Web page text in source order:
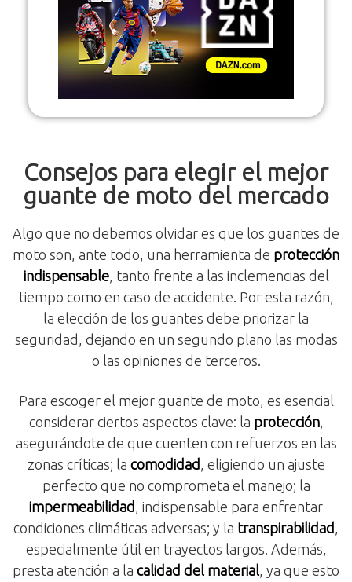
Consejos para elegir el mejor
guante de moto del mercado
Algo que no debemos olvidar es que los guantes de
moto son, ante todo, una herramienta de protección
indispensable, tanto frente a las inclemencias del
tiempo como en caso de accidente. Por esta razón,
la elección de los guantes debe priorizar la
seguridad, dejando en un segundo plano las modas
o las opiniones de terceros.
Para escoger el mejor guante de moto, es esencial
considerar ciertos aspectos clave: la protección,
asegurándote de que cuenten con refuerzos en las
zonas críticas; la comodidad , eligiendo un ajuste
perfecto que no comprometa el manejo; la
impermeabilidad , indispensable para enfrentar
condiciones climáticas adversas; y la transpirabilidad ,
especialmente útil en trayectos largos. Además,
presta atención a la calidad del material, ya que esto